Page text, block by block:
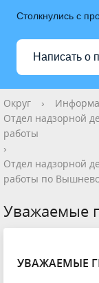
Столкнулись с
Написать о
Округ ›
Отдел надзорной
работы
›
Отдел надзорной
работы по
Уважаемые
УВАЖАЕМЫЕ